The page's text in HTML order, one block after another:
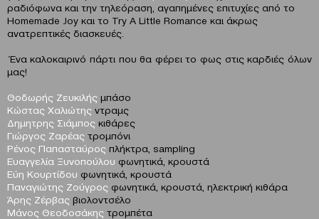
ραδιόφωνα και την τηλεόραση, αγαπημένες επιτυχίες από το
Homemade Joy και το Try A Little Romance και άκρως
ανατρεπτικές διασκευές.
Ένα καλοκαιρινό πάρτι που θα φέρει το φως στις καρδιές όλων
μας!
Θοδωρής Ζευκιλής μπάσο
Κώστας Χαλιώτης ντραμς
Δημητρης Σιάμπος κιθάρες
Γιώργος Ζαρέας τρομπόνι
Ρένος Παπασταύρος πλήκτρα, sampling
Ευαγγελία Ξυνοπούλου φωνητικά, κρουστά
Εύη Κουρτίδου φωνητικά, κρουστά
Παναγιώτης Ζούγρος φωνητικά, κρουστά, ηλεκτρική κιθάρα
Άρης Ζέρβας βιολοντσέλο
Μάνος Θεοδοσάκης τρομπέτα